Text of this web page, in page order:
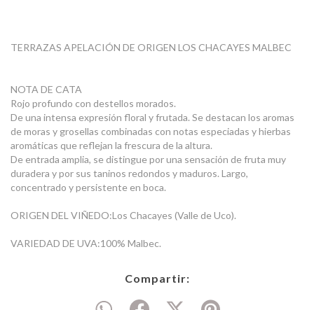
TERRAZAS APELACIÓN DE ORIGEN LOS CHACAYES MALBEC
NOTA DE CATA
Rojo profundo con destellos morados.
De una intensa expresión floral y frutada. Se destacan los aromas
de moras y grosellas combinadas con notas especiadas y hierbas
aromáticas que reflejan la frescura de la altura.
De entrada amplia, se distingue por una sensación de fruta muy
duradera y por sus taninos redondos y maduros. Largo,
concentrado y persistente en boca.
ORIGEN DEL VIÑEDO:Los Chacayes (Valle de Uco).
VARIEDAD DE UVA:100% Malbec.
Compartir: